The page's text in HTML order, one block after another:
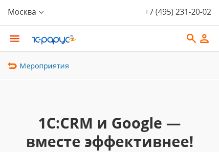
Москва +7 (495) 231-20-02
Мероприятия
1C:CRM и Google —
вместе эффективнее!